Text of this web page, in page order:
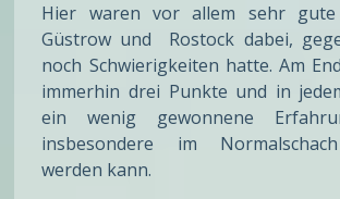
Hier waren vor allem sehr gute
Güstrow und Rostock dabei,
noch Schwierigkeiten hatte. Am
immerhin drei Punkte und in
ein wenig gewonnene
insbesondere im
werden kann.